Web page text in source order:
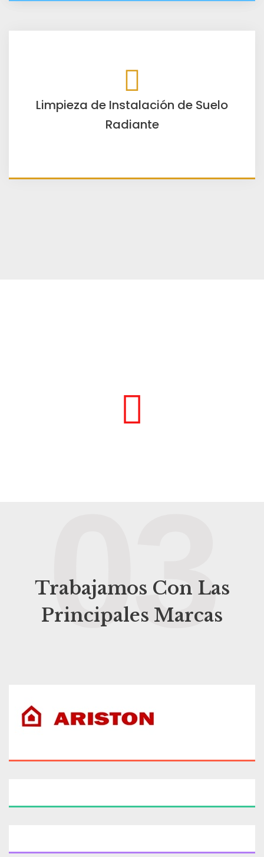
Limpieza de Instalación de Suelo
Radiante
03
Trabajamos Con Las
Principales Marcas